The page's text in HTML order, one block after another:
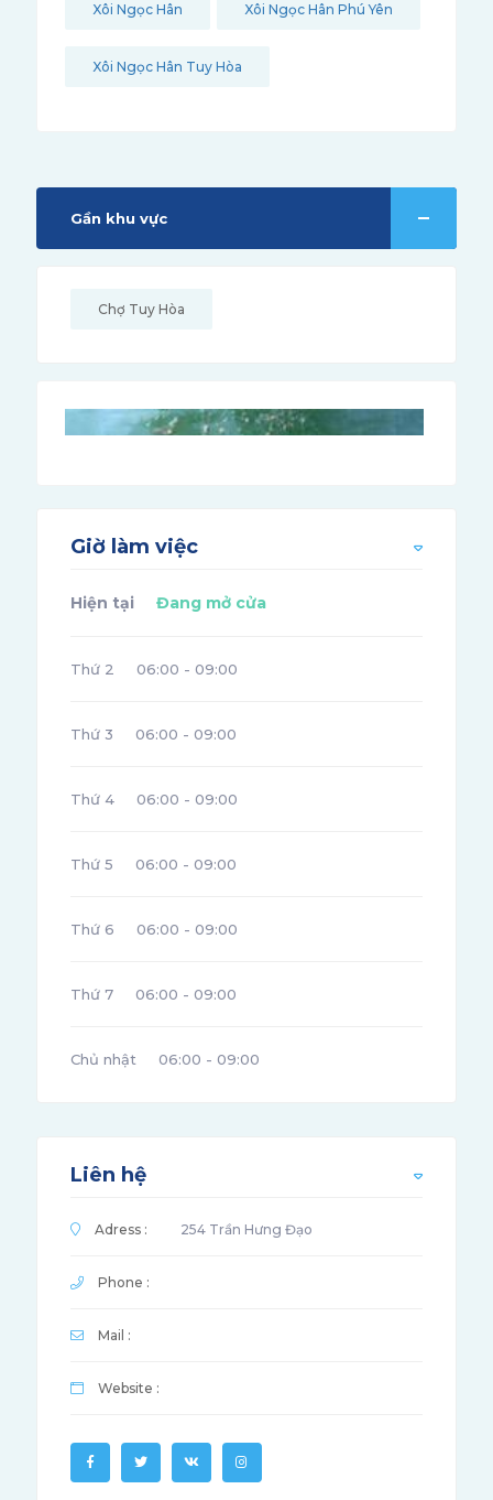
Xôi Ngọc Hân Xôi Ngọc Hân Phú Yên
Xôi Ngọc Hân Tuy Hòa
Gần khu vực
Chợ Tuy Hòa
Giờ làm việc
Hiện tại Đang mở cửa
Thứ 2 06:00 - 09:00
Thứ 3 06:00 - 09:00
Thứ 4 06:00 - 09:00
Thứ 5 06:00 - 09:00
Thứ 6 06:00 - 09:00
Thứ 7 06:00 - 09:00
Chủ nhật 06:00 - 09:00
Liên hệ
Adress : 254 Trần Hưng Đạo
Phone :
Mail :
Website :